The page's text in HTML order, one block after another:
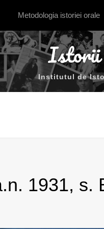
Metodologia istoriei orale
Institutul de
1931, s.